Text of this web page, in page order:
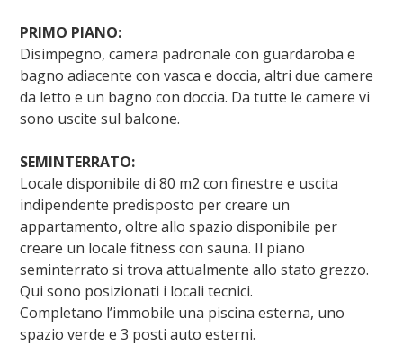
PRIMO PIANO:
Disimpegno, camera padronale con guardaroba e
bagno adiacente con vasca e doccia, altri due camere
da letto e un bagno con doccia. Da tutte le camere vi
sono uscite sul balcone.
SEMINTERRATO:
Locale disponibile di 80 m2 con finestre e uscita
indipendente predisposto per creare un
appartamento, oltre allo spazio disponibile per
creare un locale fitness con sauna. Il piano
seminterrato si trova attualmente allo stato grezzo.
Qui sono posizionati i locali tecnici.
Completano l’immobile una piscina esterna, uno
spazio verde e 3 posti auto esterni.